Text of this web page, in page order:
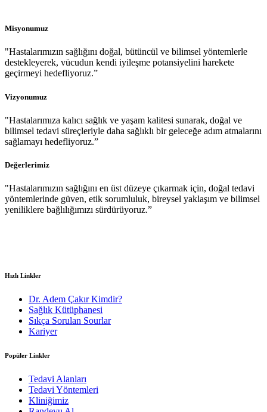
Misyonumuz
"Hastalarımızın sağlığını doğal, bütüncül ve bilimsel yöntemlerle
destekleyerek, vücudun kendi iyileşme potansiyelini harekete
geçirmeyi hedefliyoruz.”
Vizyonumuz
"Hastalarımıza kalıcı sağlık ve yaşam kalitesi sunarak, doğal ve
bilimsel tedavi süreçleriyle daha sağlıklı bir geleceğe adım atmalarını
sağlamayı hedefliyoruz.”
Değerlerimiz
"Hastalarımızın sağlığını en üst düzeye çıkarmak için, doğal tedavi
yöntemlerinde güven, etik sorumluluk, bireysel yaklaşım ve bilimsel
yeniliklere bağlılığımızı sürdürüyoruz.”
Hızlı Linkler
Dr. Adem Çakır Kimdir?
Sağlık Kütüphanesi
Sıkça Sorulan Sourlar
Kariyer
Popüler Linkler
Tedavi Alanları
Tedavi Yöntemleri
Kliniğimiz